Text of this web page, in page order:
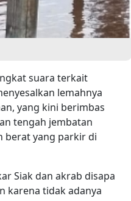
suara terkait
lemahnya
yang kini berimbas
tengah jembatan
berat yang parkir di
Siak dan akrab disapa
karena tidak adanya